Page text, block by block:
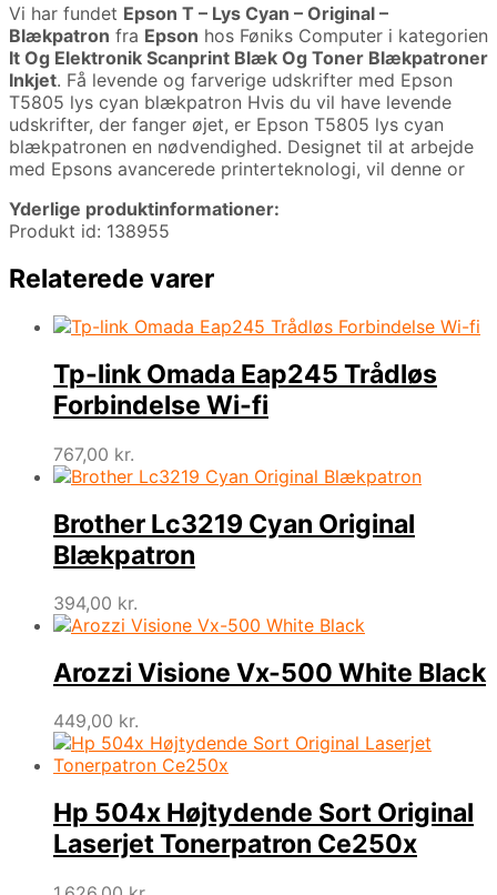
Vi har fundet Epson T – Lys Cyan – Original –
Blækpatron fra Epson hos Føniks Computer i kategorien
It Og Elektronik Scanprint Blæk Og Toner Blækpatroner
Inkjet. Få levende og farverige udskrifter med Epson
T5805 lys cyan blækpatron Hvis du vil have levende
udskrifter, der fanger øjet, er Epson T5805 lys cyan
blækpatronen en nødvendighed. Designet til at arbejde
med Epsons avancerede printerteknologi, vil denne or
Yderlige produktinformationer:
Produkt id: 138955
Relaterede varer
Tp-link Omada Eap245 Trådløs
Forbindelse Wi-fi
767,00 kr.
Brother Lc3219 Cyan Original
Blækpatron
394,00 kr.
Arozzi Visione Vx-500 White Black
449,00 kr.
Hp 504x Højtydende Sort Original
Laserjet Tonerpatron Ce250x